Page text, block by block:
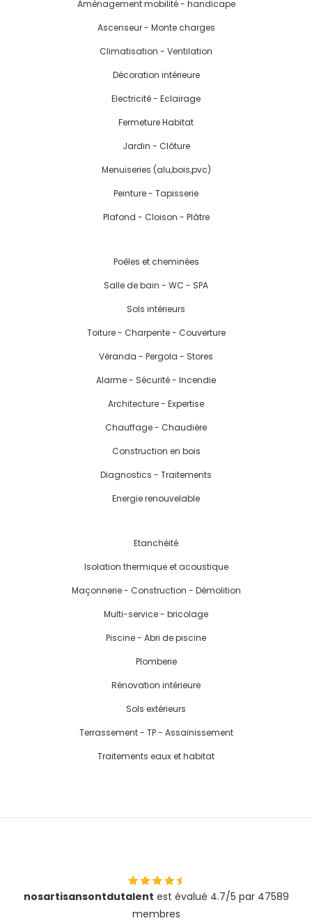
Aménagement mobilité - handicape
Ascenseur - Monte charges
Climatisation - Ventilation
Décoration intérieure
Electricité - Eclairage
Fermeture Habitat
Jardin - Clôture
Menuiseries (alu,bois,pvc)
Peinture - Tapisserie
Plafond - Cloison - Plâtre
Poêles et cheminées
Salle de bain - WC - SPA
Sols intérieurs
Toiture - Charpente - Couverture
Véranda - Pergola - Stores
Alarme - Sécurité - Incendie
Architecture - Expertise
Chauffage - Chaudière
Construction en bois
Diagnostics - Traitements
Energie renouvelable
Etanchéité
Isolation thermique et acoustique
Maçonnerie - Construction - Démolition
Multi-service - bricolage
Piscine - Abri de piscine
Plomberie
Rénovation intérieure
Sols extérieurs
Terrassement - TP - Assainissement
Traitements eaux et habitat
nosartisansontdutalent est évalué 4.7/5 par 47589
membres